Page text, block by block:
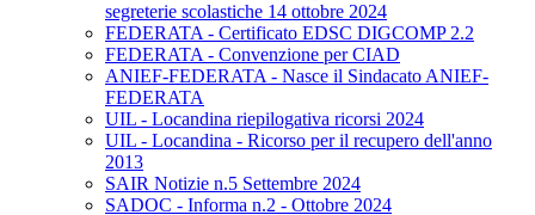
segreterie scolastiche 14 ottobre 2024
FEDERATA - Certificato EDSC DIGCOMP 2.2
FEDERATA - Convenzione per CIAD
ANIEF-FEDERATA - Nasce il Sindacato ANIEF-
FEDERATA
UIL - Locandina riepilogativa ricorsi 2024
UIL - Locandina - Ricorso per il recupero dell'anno
2013
SAIR Notizie n.5 Settembre 2024
SADOC - Informa n.2 - Ottobre 2024